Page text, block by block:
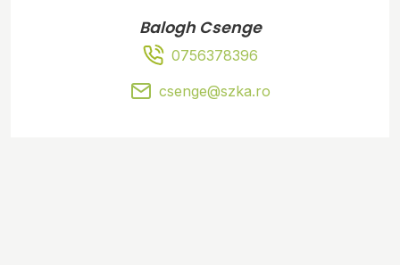
Balogh Csenge
0756378396
csenge@szka.ro